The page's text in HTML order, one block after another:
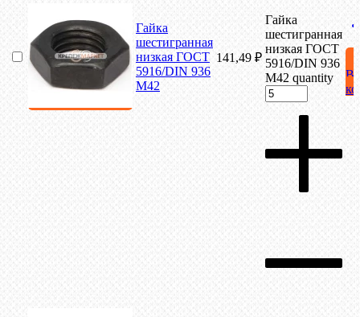
Гайка
шестигранная
низкая ГОСТ
5916/DIN 936
М42
141,49 ₽
Гайка
шестигранная
низкая ГОСТ
5916/DIN 936
М42 quantity
В